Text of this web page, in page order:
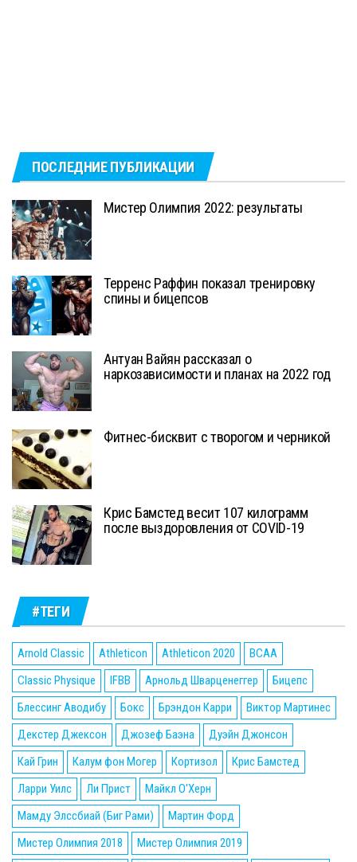
ПОСЛЕДНИЕ ПУБЛИКАЦИИ
Мистер Олимпия 2022: результаты
Терренс Раффин показал тренировку
спины и бицепсов
Антуан Вайян рассказал о
наркозависимости и планах на 2022 год
Фитнес-бисквит с творогом и черникой
Крис Бамстед весит 107 килограмм
после выздоровления от COVID-19
#ТЕГИ
Arnold Classic Athleticon Athleticon 2020
BCAA
Classic Physique
IFBB Арнольд Шварценеггер
Бицепс
Блессинг Аводибу
Бокс Брэндон Карри
Виктор Мартинес
Декстер Джексон
Джозеф Баэна
Дуэйн Джонсон
Кай Грин
Калум фон Могер Кортизол
Крис Бамстед
Ларри Уилс
Ли Прист
Майкл О'Херн
Мамду Элссбиай (Биг Рами)
Мартин Форд
Мистер Олимпия 2018
Мистер Олимпия 2019